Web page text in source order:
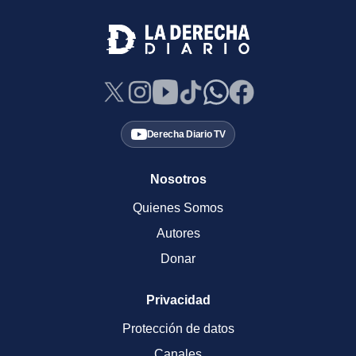
Derecha Diario TV
Nosotros
Quienes Somos
Autores
Donar
Privacidad
Protección de datos